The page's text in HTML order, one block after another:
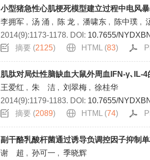
小型猪急性心肌梗死模型建立过程中电风
李拥军 , 汤 涌 , 陈 龙 , 潘啸东 , 陈中璞 ,
2014(9):1173-1178. DOI: 10.7655/
摘要 (2125) HTML (83)
肌肽对局灶性脑缺血大鼠外周血IFN-γ､IL-4
王爱红 , 朱 洁 , 刘翠梅 , 徐桂华
2014(9):1179-1183. DOI: 10.7655/
摘要 (2089) HTML (74)
副干酪乳酸杆菌通过诱导负调控因子抑制
谢 超 , 孙可一 , 季晓辉